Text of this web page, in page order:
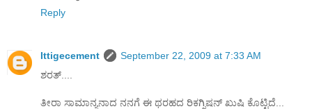
Reply
Ittigecement
September 22, 2009 at 7:33 AM
ಶರತ್....
ತೀರಾ ಸಾಮಾನ್ಯನಾದ ನನಗೆ ಈ ಥರಹದ ರಿಕಗ್ನಿಷನ್ ಖುಷಿ ಕೊಟ್ಟಿದೆ...